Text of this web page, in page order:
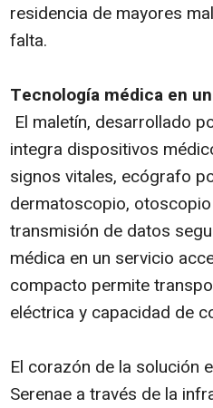
residencia de mayores
falta.
Tecnología médica en
El maletín, desarrollado
integra dispositivos
signos vitales, ecógrafo
dermatoscopio,
transmisión de datos
médica en un servicio
compacto permite
eléctrica y capacidad de
El corazón de la solución
Serenae a través de la